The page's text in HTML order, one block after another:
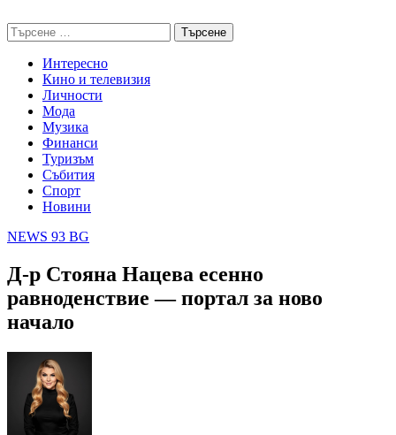
to
content
Търсене
за:
Интересно
Кино и телевизия
Личности
Мода
Музика
Финанси
Туризъм
Събития
Спорт
Новини
NEWS 93 BG
Д-р Стояна Нацева есенно
равноденствие — портал за ново
начало